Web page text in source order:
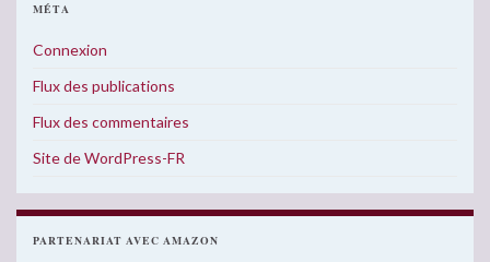
MÉTA
Connexion
Flux des publications
Flux des commentaires
Site de WordPress-FR
PARTENARIAT AVEC AMAZON